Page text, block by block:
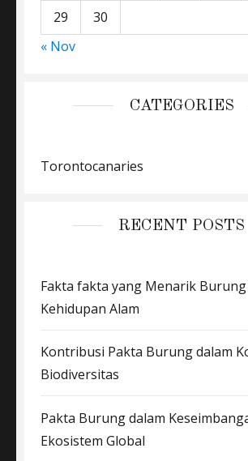
29
30
« Nov
CATEGORIES
Torontocanaries
RECENT POSTS
Fakta fakta yang Menarik Burung
Kehidupan Alam
Kontribusi Pakta Burung dalam
Biodiversitas
Pakta Burung dalam
Ekosistem Global